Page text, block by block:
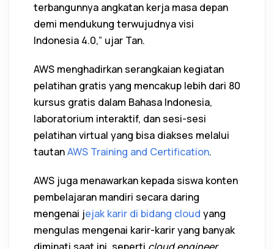
terbangunnya angkatan kerja masa depan
demi mendukung terwujudnya visi
Indonesia 4.0,” ujar Tan.
AWS menghadirkan serangkaian kegiatan
pelatihan gratis yang mencakup lebih dari 80
kursus gratis dalam Bahasa Indonesia,
laboratorium interaktif, dan sesi-sesi
pelatihan virtual yang bisa diakses melalui
tautanAWS Training and Certification.
AWS juga menawarkan kepada siswa konten
pembelajaran mandiri secara daring
mengenai jejak karir di bidang cloud yang
mengulas mengenai karir-karir yang banyak